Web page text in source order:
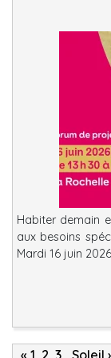
Habiter demain
aux besoins
Mardi 16 juin
« 1, 2, 3…